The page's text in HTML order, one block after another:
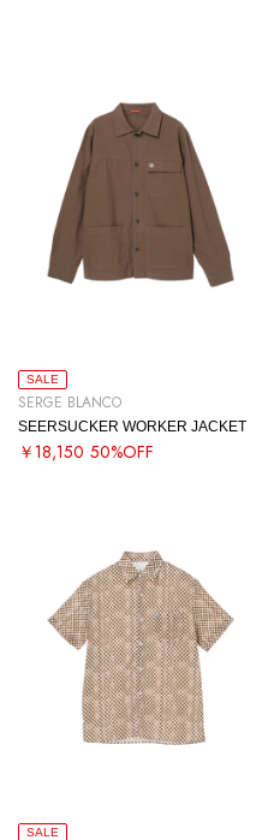
SALE
SERGE BLANCO
SEERSUCKER WORKER JACKET
￥18,150 50%OFF
SALE